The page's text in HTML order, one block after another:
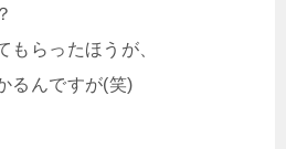
もらったほうが、
るんですが(笑)